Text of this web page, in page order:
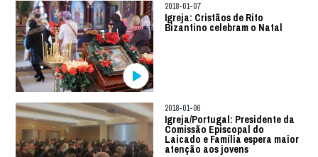
2018-01-07
Igreja: Cristãos de Rito
Bizantino celebram o Natal
2018-01-06
Igreja/Portugal: Presidente da
Comissão Episcopal do
Laicado e Família espera maior
atenção aos jovens